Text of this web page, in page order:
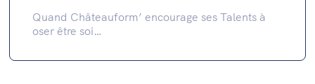
Quand Châteauform’ encourage ses Talents à
oser être soi…